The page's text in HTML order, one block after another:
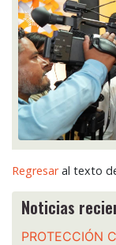
Regresaral texto
Noticias
PROTECCIÓN